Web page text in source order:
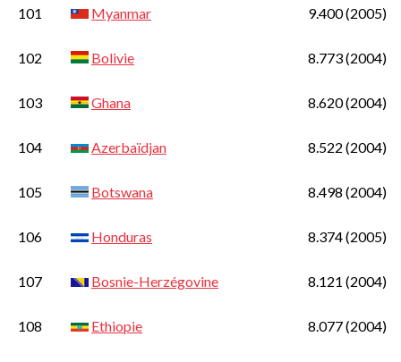
101 Myanmar 9.400(2005)
102 Bolivie 8.773(2004)
103 Ghana 8.620(2004)
104 Azerbaïdjan 8.522 (2004)
105 Botswana 8.498 (2004)
106 Honduras 8.374(2005)
107 Bosnie-Herzégovine 8.121 (2004)
108 Ethiopie 8.077(2004)